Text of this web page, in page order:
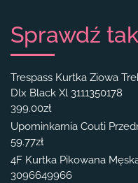
Sprawdź
Trespass Kurtka Ziowa
Dlx Black Xl 3111350178
399.00zł
Upominkarnia Couti
59.77zł
4F Kurtka Pikowana
3096649966